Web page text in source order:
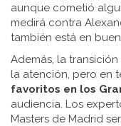
aunque cometió
medirá contra
también está en
Además, la
la atención, pero en
favoritos en los
audiencia. Los
Masters de Madrid